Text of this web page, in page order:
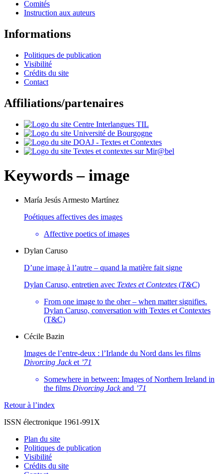
Comités
Instruction aux auteurs
Informations
Politiques de publication
Visibilité
Crédits du site
Contact
Affiliations/partenaires
Keywords – image
María Jesús Armesto Martínez
Poétiques affectives des images
Affective poetics of images
Dylan Caruso
D’une image à l’autre – quand la matière fait signe
Dylan Caruso, entretien avec Textes et Contextes (T&C)
From one image to the oher – when matter signifies.
Dylan Caruso, conversation with Textes et Contextes
(T&C)
Cécile Bazin
Images de l’entre-deux : l’Irlande du Nord dans les films
Divorcing Jacket ’71
Somewhere in between: Images of Northern Ireland in
the films Divorcing Jackand ’71
Retour à l’index
ISSN électronique 1961-991X
Plan du site
Politiques de publication
Visibilité
Crédits du site